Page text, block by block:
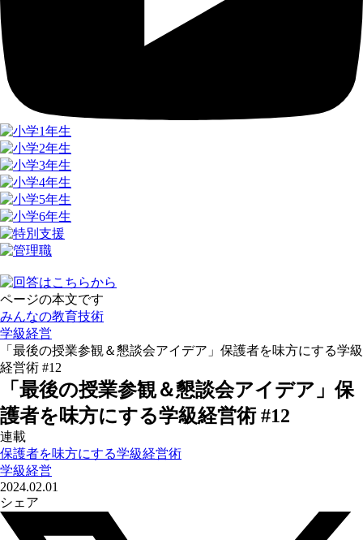
ページの本文です
みんなの教育技術
学級経営
「最後の授業参観＆懇談会アイデア」保護者を味方にする学級
経営術 #12
「最後の授業参観＆懇談会アイデア」保
護者を味方にする学級経営術 #12
連載
保護者を味方にする学級経営術
学級経営
2024.02.01
シェア